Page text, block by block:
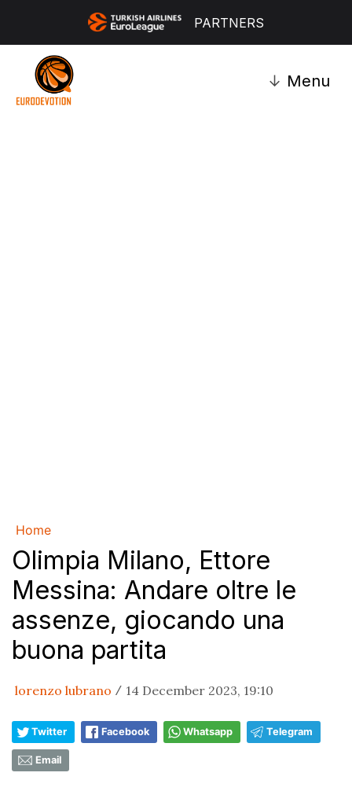
PARTNERS
↓ Menu
Home
Olimpia Milano, Ettore
Messina: Andare oltre le
assenze, giocando una
buona partita
lorenzo lubrano / 14 December 2023, 19:10
Twitter Facebook Whatsapp Telegram
Email